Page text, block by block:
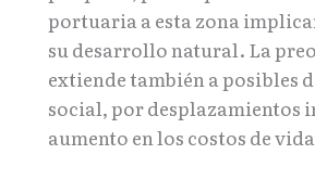
portuaria a esta zona
su desarrollo natural. La
extiende también a posibles
social, por desplazamientos
aumento en los costos de